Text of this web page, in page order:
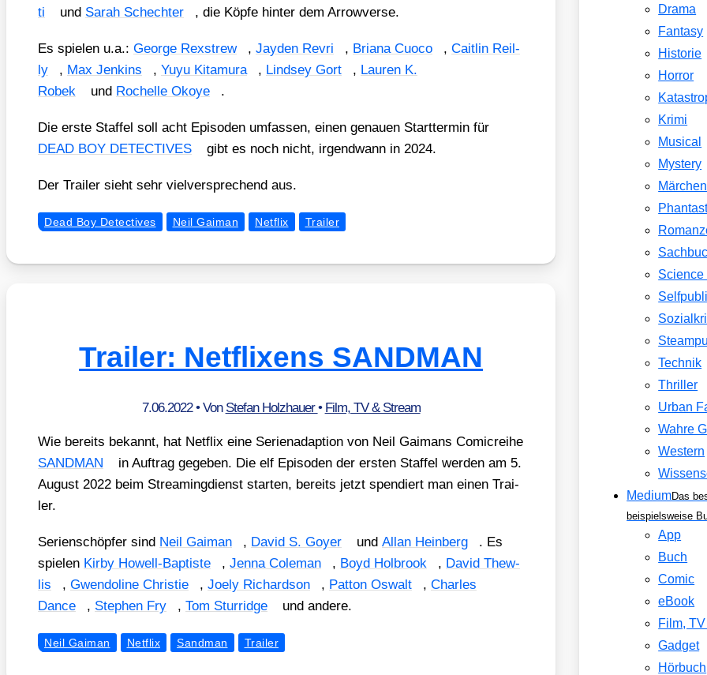
ti
und Sarah Sch­ech­ter , die Köp­fe hin­ter dem Arro­w­ver­se.
Es spie­len u.a.: Geor­ge Rex­strew , Jay­den Revri , Bria­na Cuo­co , Cait­lin Reil­
ly
, Max Jenk­ins , Yuyu Kita­mu­ra , Lind­sey Gort , Lau­ren K.
Robek
und Rochel­le Okoye .
Die ers­te Staf­fel soll acht Epi­so­den umfas­sen, einen genau­en Start­ter­min für
DEAD BOY DETECTIVES
gibt es noch nicht, irgend­wann in 2024.
Der Trai­ler sieht sehr viel­ver­spre­chend aus.
Dead Boy Detectives Neil Gaiman Netflix Trailer
Trailer: Netflixens SANDMAN
7.06.2022• Von Stefan Holzhauer• Film, TV & Stream
Wie bereits bekannt, hat Net­flix eine Seri­en­ad­ap­ti­on von Neil Gai­mans Comic­rei­he
SANDMAN
in Auf­trag gege­ben. Die elf Epi­so­den der ers­ten Staf­fel wer­den am 5.
August 2022 beim Strea­ming­dienst star­ten, bereits jetzt spen­diert man einen Trai­
ler.
Seri­en­schöp­fer sind Neil Gai­man , David S. Goy­er und Allan Hein­berg
. Es
spie­len Kir­by Howell-Bap­tis­te , Jen­na Cole­man , Boyd Hol­brook , David Thew­
lis
, Gwen­do­li­ne Chris­tie , Joely Richard­son , Pat­ton Oswalt , Charles
Dance
, Ste­phen Fry , Tom Stur­ridge und ande­re.
Neil Gaiman Netflix Sandman Trailer
Drama
Fantasy
Historie
Horror
Krimi
Musical
Mystery
Märchen
Science
Technik
Thriller
Urban
Wahre
Western
MediumDas
beispielsweise
App
Buch
Comic
eBook
Film,
Gadget
Hörbuch